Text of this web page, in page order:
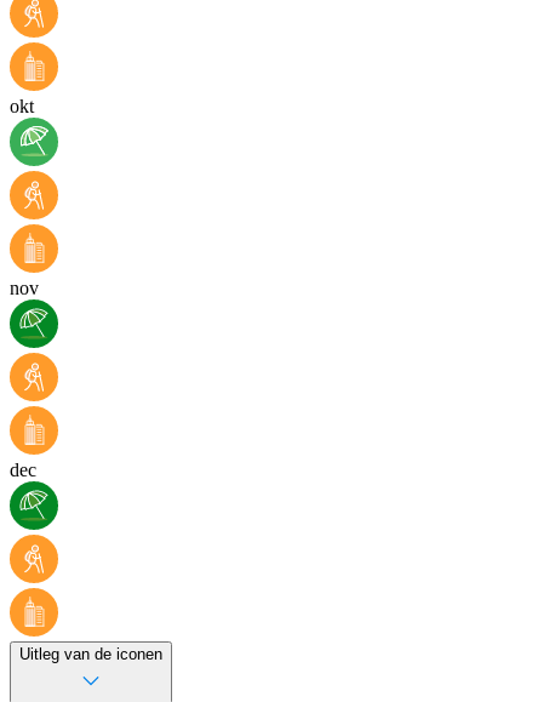
okt
nov
dec
Uitleg van de iconen